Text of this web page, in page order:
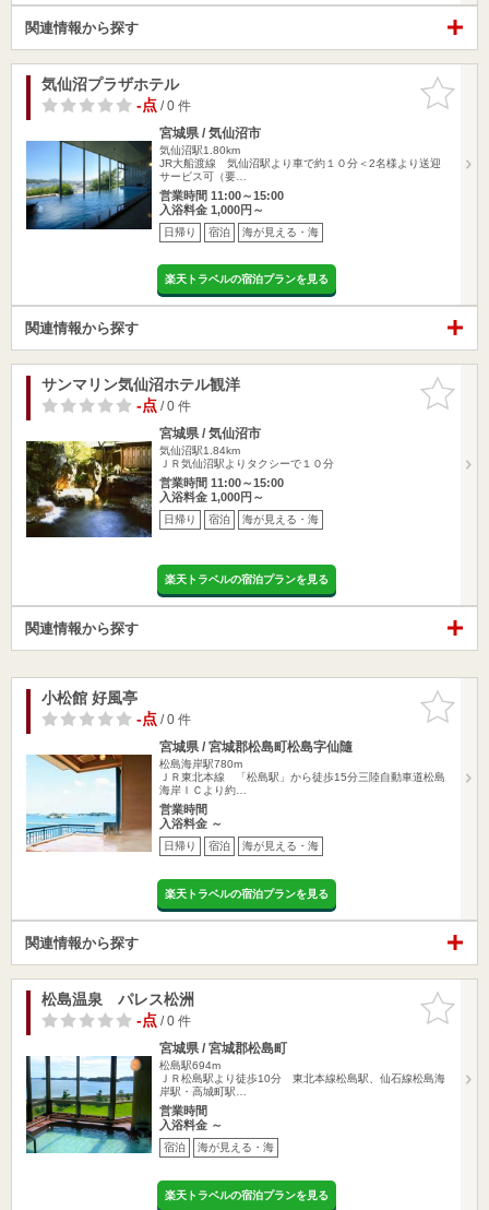
関連情報から探す
お気に入
りに追加
気仙沼プラザホテル
-点/ 0 件
宮城県 / 気仙沼市
気仙沼駅1.80km
JR大船渡線 気仙沼駅より車で約１０分＜2名様より送迎
サービス可（要…
営業時間 11:00～15:00
入浴料金 1,000円～
日帰り 宿泊 海が見える・海
楽天トラベルの宿泊プランを見る
関連情報から探す
お気に入
りに追加
サンマリン気仙沼ホテル観洋
-点/ 0 件
宮城県 / 気仙沼市
気仙沼駅1.84km
ＪＲ気仙沼駅よりタクシーで１０分
営業時間 11:00～15:00
入浴料金 1,000円～
日帰り 宿泊 海が見える・海
楽天トラベルの宿泊プランを見る
関連情報から探す
お気に入
りに追加
小松館 好風亭
-点/ 0 件
宮城県 / 宮城郡松島町松島字仙隨
松島海岸駅780m
ＪＲ東北本線 「松島駅」から徒歩15分三陸自動車道松島
海岸ＩＣより約…
営業時間
入浴料金 ～
日帰り 宿泊 海が見える・海
楽天トラベルの宿泊プランを見る
関連情報から探す
お気に入
りに追加
松島温泉 パレス松洲
-点/ 0 件
宮城県 / 宮城郡松島町
松島駅694m
ＪＲ松島駅より徒歩10分 東北本線松島駅、仙石線松島海
岸駅・高城町駅…
営業時間
入浴料金 ～
宿泊 海が見える・海
楽天トラベルの宿泊プランを見る